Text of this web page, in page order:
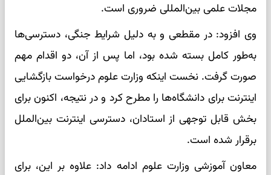
مجلات علمی بین‌المللی ضروری است.
وی افزود: در مقطعی و به دلیل شرایط جنگی، دسترسی‌ها
به‌طور کامل بسته شده بود، اما پس از آن، دو اقدام مهم
صورت گرفت. نخست اینکه وزارت علوم درخواست بازگشایی
اینترنت برای دانشگاه‌ها را مطرح کرد و در نتیجه، اکنون برای
بخش قابل توجهی از استادان، دسترسی اینترنت بین‌الملل
برقرار شده است.
معاون آموزشی وزارت علوم ادامه داد: علاوه بر این، برای